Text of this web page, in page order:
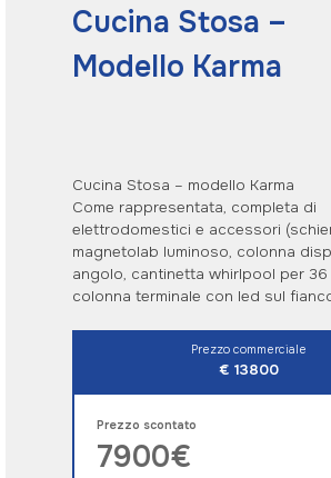
Cucina Stosa –
Modello Karma
Cucina Stosa – modello Karma
Come rappresentata, completa di
elettrodomestici e accessori
magnetolab luminoso, colonna
angolo, cantinetta whirlpool per
colonna terminale con led sul
Prezzo commerciale
€ 13800
Prezzo scontato
7900€